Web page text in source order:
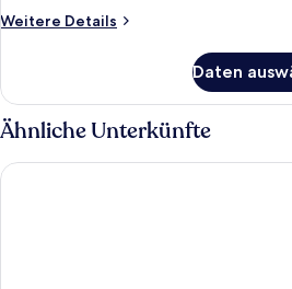
Weitere Details
Weitere
Daten
Ähnliche Unterkünfte
Hotel Wien-Schönbrunn